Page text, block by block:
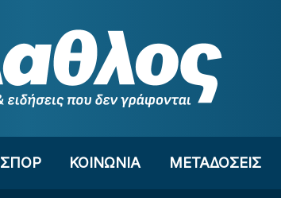
ΚΟΙΝΩΝΙΑ ΜΕΤΑΔΟΣΕΙΣ